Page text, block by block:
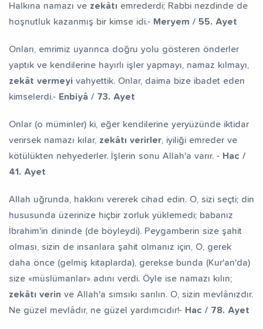
Halkına namazı ve zekâtı emrederdi; Rabbi nezdinde de
hoşnutluk kazanmış bir kimse idi.- Meryem / 55. Ayet
Onları, emrimiz uyarınca doğru yolu gösteren önderler
yaptık ve kendilerine hayırlı işler yapmayı, namaz kılmayı,
zekât vermeyi vahyettik. Onlar, daima bize ibadet eden
kimselerdi.- Enbiyâ / 73. Ayet
Onlar (o müminler) ki, eğer kendilerine yeryüzünde iktidar
verirsek namazı kılar, zekâtı verirler, iyiliği emreder ve
kötülükten nehyederler. İşlerin sonu Allah'a varır. - Hac /
41. Ayet
Allah uğrunda, hakkını vererek cihad edin. O, sizi seçti; din
hususunda üzerinize hiçbir zorluk yüklemedi; babanız
İbrahim'in dininde (de böyleydi). Peygamberin size şahit
olması, sizin de insanlara şahit olmanız için, O, gerek
daha önce (gelmiş kitaplarda), gerekse bunda (Kur'an'da)
size «müslümanlar» adını verdi. Öyle ise namazı kılın;
zekâtı verin ve Allah'a sımsıkı sarılın. O, sizin mevlânızdır.
Ne güzel mevlâdır, ne güzel yardımcıdır!- Hac / 78. Ayet